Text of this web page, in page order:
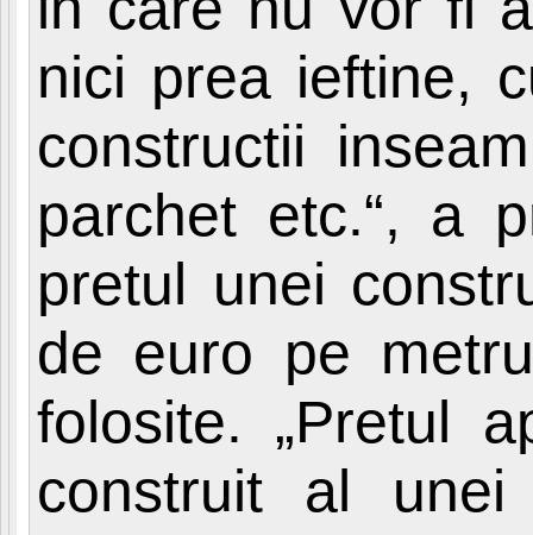
nici prea ieftine,
constructii
parchet etc.“, a
pretul unei
de euro pe
folosite. „Pretul
construit al